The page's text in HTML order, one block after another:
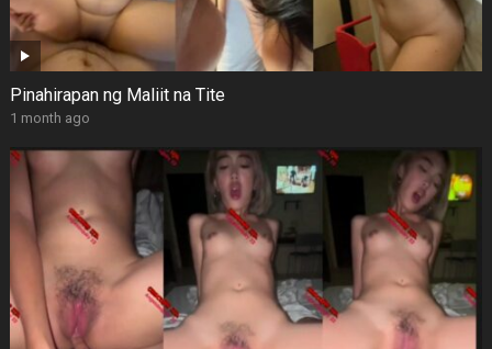
Pinahirapan ng Maliit na Tite
1 month ago